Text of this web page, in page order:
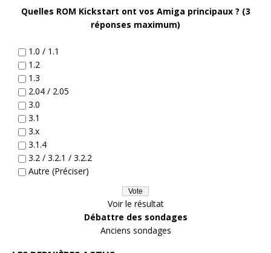
Quelles ROM Kickstart ont vos Amiga principaux ? (3
réponses maximum)
1.0 / 1.1
1.2
1.3
2.04 / 2.05
3.0
3.1
3.x
3.1.4
3.2 / 3.2.1 / 3.2.2
Autre (Préciser)
Voir le résultat
Débattre des sondages
Anciens sondages